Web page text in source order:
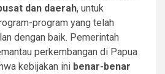
dan daerah, untuk
program yang telah
dengan baik. Pemerintah
perkembangan di Papua
kebijakan ini benar-benar